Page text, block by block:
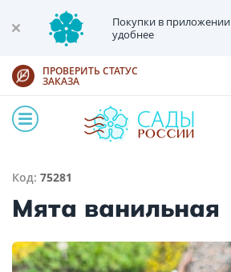
Покупки в приложении
удобнее
ПРОВЕРИТЬ СТАТУС
ЗАКАЗА
Код: 75281
Мята ванильная